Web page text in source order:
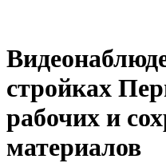
стройках
рабочих и
материалов